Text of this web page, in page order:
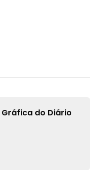
Gráfica do Diário